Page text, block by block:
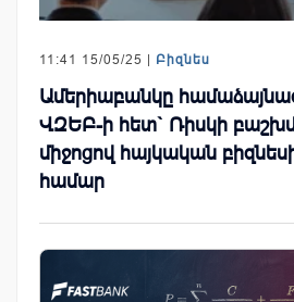
11:41 15/05/25 | Բիզնես
Ամերիաբանկը
ՎԶԵԲ-ի հետ` Ռիսկի
միջոցով հայկական
համար